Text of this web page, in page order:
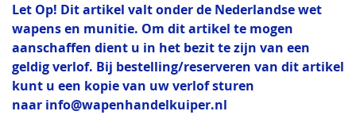
Let Op! Dit artikel valt onder de Nederlandse wet
wapens en munitie. Om dit artikel te mogen
aanschaffen dient u in het bezit te zijn van een
geldig verlof. Bij bestelling/reserveren van dit artikel
kunt u een kopie van uw verlof sturen
naar info@wapenhandelkuiper.nl